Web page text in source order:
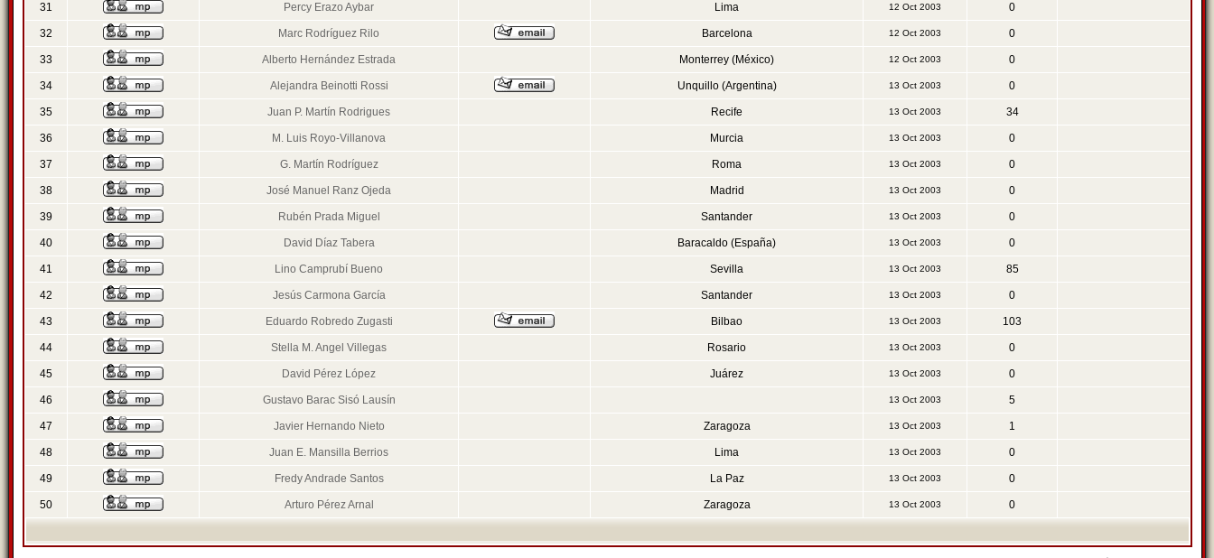
31 Percy Erazo Aybar Lima 12 Oct 2003 0
32 Marc Rodríguez Rilo Barcelona 12 Oct 2003 0
33 Alberto Hernández Estrada Monterrey (México) 12 Oct 2003 0
34 Alejandra Beinotti Rossi Unquillo (Argentina) 13 Oct 2003 0
35 Juan P. Martín Rodrigues Recife 13 Oct 2003 34
36 M. Luis Royo-Villanova Murcia 13 Oct 2003 0
37 G. Martín Rodríguez Roma 13 Oct 2003 0
38 José Manuel Ranz Ojeda Madrid 13 Oct 2003 0
39 Rubén Prada Miguel Santander 13 Oct 2003 0
40 David Díaz Tabera Baracaldo (España) 13 Oct 2003 0
41 Lino Camprubí Bueno Sevilla 13 Oct 2003 85
42 Jesús Carmona García Santander 13 Oct 2003 0
43 Eduardo Robredo Zugasti Bilbao 13 Oct 2003 103
44 Stella M. Angel Villegas Rosario 13 Oct 2003 0
45 David Pérez López Juárez 13 Oct 2003 0
46 Gustavo Barac Sisó Lausín 13 Oct 2003 5
47 Javier Hernando Nieto Zaragoza 13 Oct 2003 1
48 Juan E. Mansilla Berrios Lima 13 Oct 2003 0
49 Fredy Andrade Santos La Paz 13 Oct 2003 0
50 Arturo Pérez Arnal Zaragoza 13 Oct 2003 0